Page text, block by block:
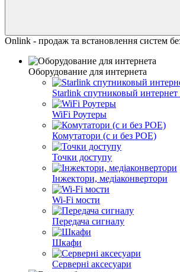
Onlink - продаж та встановлення систем
Оборудование для интернета
Starlink спутниковый интернет
WiFi Роутеры
Комутатори (с и без POE)
Точки доступу
Інжектори, медіаконвертори
Wi-Fi мости
Передача сигналу
Шкафи
Серверні аксесуари